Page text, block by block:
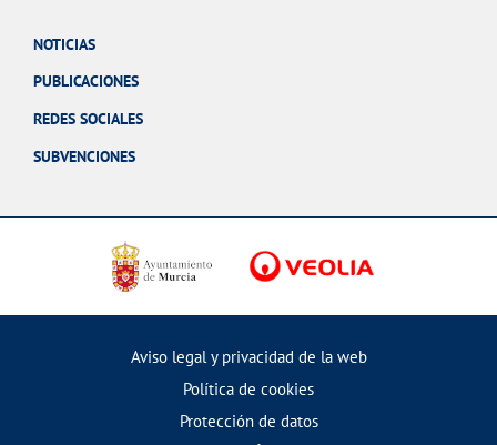
NOTICIAS
PUBLICACIONES
REDES SOCIALES
SUBVENCIONES
Aviso legal y privacidad de la web
Política de cookies
Protección de datos